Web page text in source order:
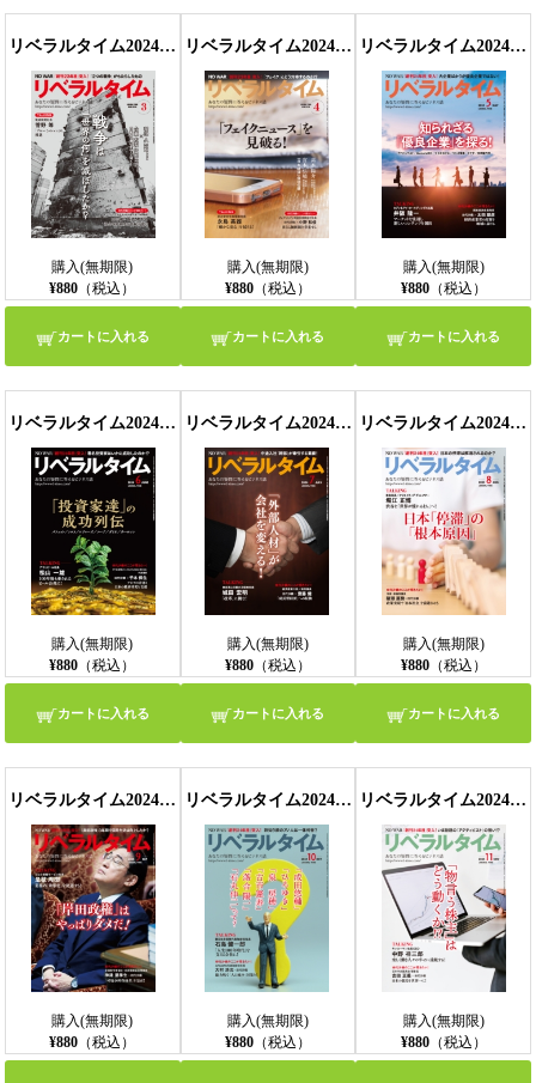
リベラルタイム2024年3月号
購入(無期限)
¥880 （税込）
カートに入れる
リベラルタイム2024年4月号
購入(無期限)
¥880（税込）
カートに入れる
リベラルタイム2024年5月号
購入(無期限)
¥880（税込）
カートに入れる
リベラルタイム2024年6月号
購入(無期限)
¥880 （税込）
カートに入れる
リベラルタイム2024年7月号
購入(無期限)
¥880（税込）
カートに入れる
リベラルタイム2024年8月号
購入(無期限)
¥880（税込）
カートに入れる
リベラルタイム2024年9月号
購入(無期限)
¥880 （税込）
リベラルタイム2024年10月号
購入(無期限)
¥880（税込）
リベラルタイム2024年11月号
購入(無期限)
¥880（税込）